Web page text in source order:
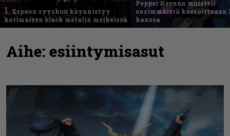
1. Espoon syyskuu käynnistyy
kotimaisen black metalin merkeissä
Pepper Keenan muisteli
ensimmäistä
kanssa
Aihe: esiintymisasut